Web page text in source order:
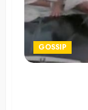
GOSSIP